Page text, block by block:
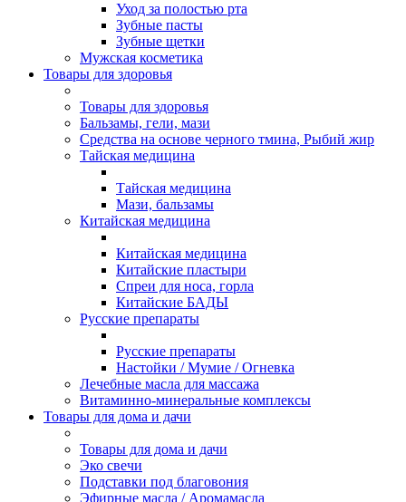
Уход за полостью рта
Зубные пасты
Зубные щетки
Мужская косметика
Товары для здоровья
Товары для здоровья
Бальзамы, гели, мази
Средства на основе черного тмина, Рыбий жир
Тайская медицина
Тайская медицина
Мази, бальзамы
Китайская медицина
Китайская медицина
Китайские пластыри
Спреи для носа, горла
Китайские БАДЫ
Русские препараты
Русские препараты
Настойки / Мумие / Огневка
Лечебные масла для массажа
Витаминно-минеральные комплексы
Товары для дома и дачи
Товары для дома и дачи
Эко свечи
Подставки под благовония
Эфирные масла / Аромамасла